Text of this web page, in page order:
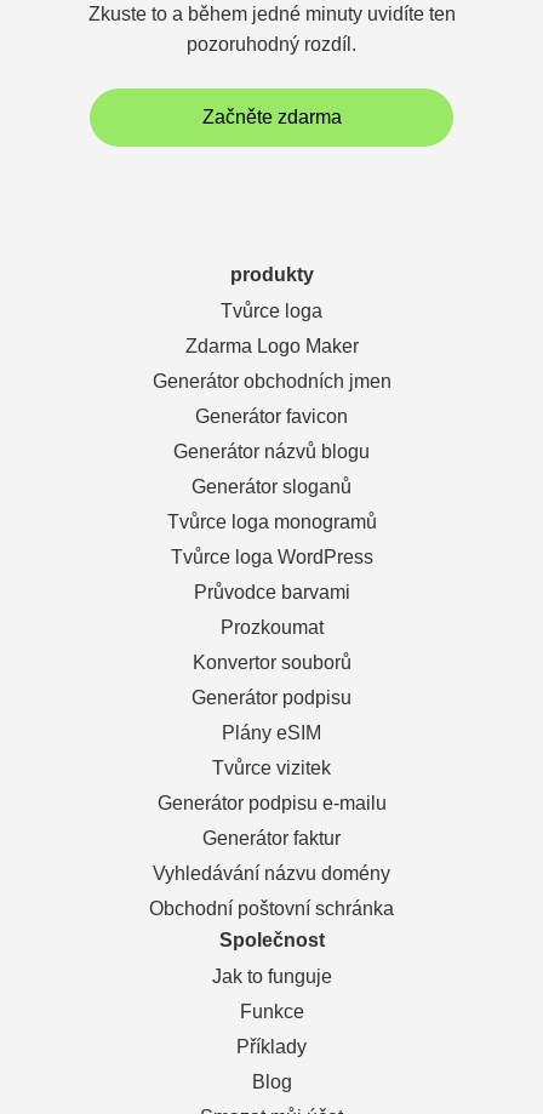
Zkuste to a během jedné minuty uvidíte ten
pozoruhodný rozdíl.
Začněte zdarma
produkty
Tvůrce loga
Zdarma Logo Maker
Generátor obchodních jmen
Generátor favicon
Generátor názvů blogu
Generátor sloganů
Tvůrce loga monogramů
Tvůrce loga WordPress
Průvodce barvami
Prozkoumat
Konvertor souborů
Generátor podpisu
Plány eSIM
Tvůrce vizitek
Generátor podpisu e-mailu
Generátor faktur
Vyhledávání názvu domény
Obchodní poštovní schránka
Společnost
Jak to funguje
Funkce
Příklady
Blog